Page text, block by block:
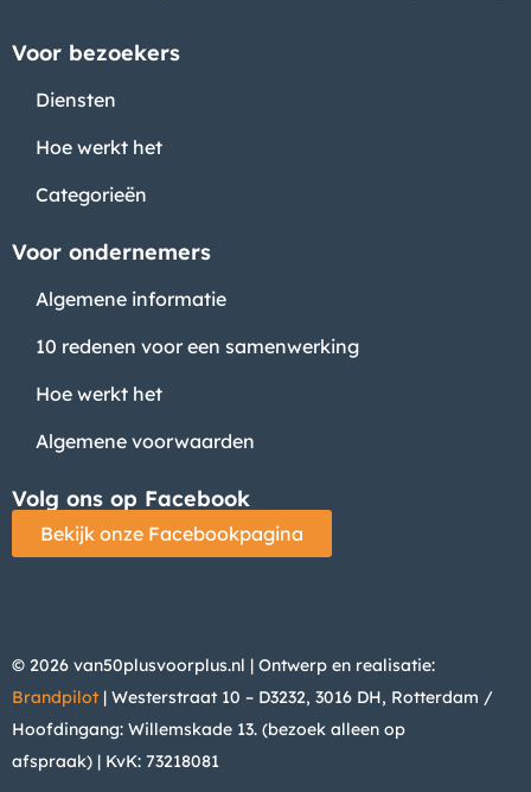
Voor bezoekers
Diensten
Hoe werkt het
Categorieën
Voor ondernemers
Algemene informatie
10 redenen voor een samenwerking
Hoe werkt het
Algemene voorwaarden
Volg ons op Facebook
Bekijk onze Facebookpagina
© 2026 van50plusvoorplus.nl | Ontwerp en realisatie:
Brandpilot | Westerstraat 10 – D3232, 3016 DH, Rotterdam /
Hoofdingang: Willemskade 13. (bezoek alleen op
afspraak) | KvK: 73218081